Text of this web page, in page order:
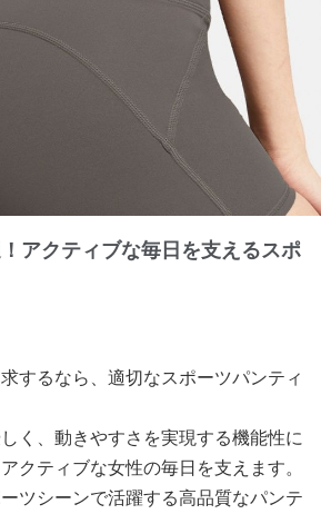
アクティブな毎日を支えるスポ
するなら、適切なスポーツパンティ
く、動きやすさを実現する機能性に
クティブな女性の毎日を支えます。
ツシーンで活躍する高品質なパンテ